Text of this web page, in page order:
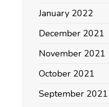
January 2022
December 2021
November 2021
October 2021
September 2021